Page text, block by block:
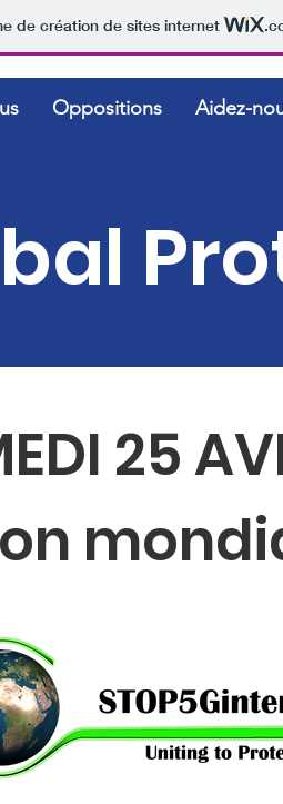
de création de sites internet
Oppositions Aidez-
25